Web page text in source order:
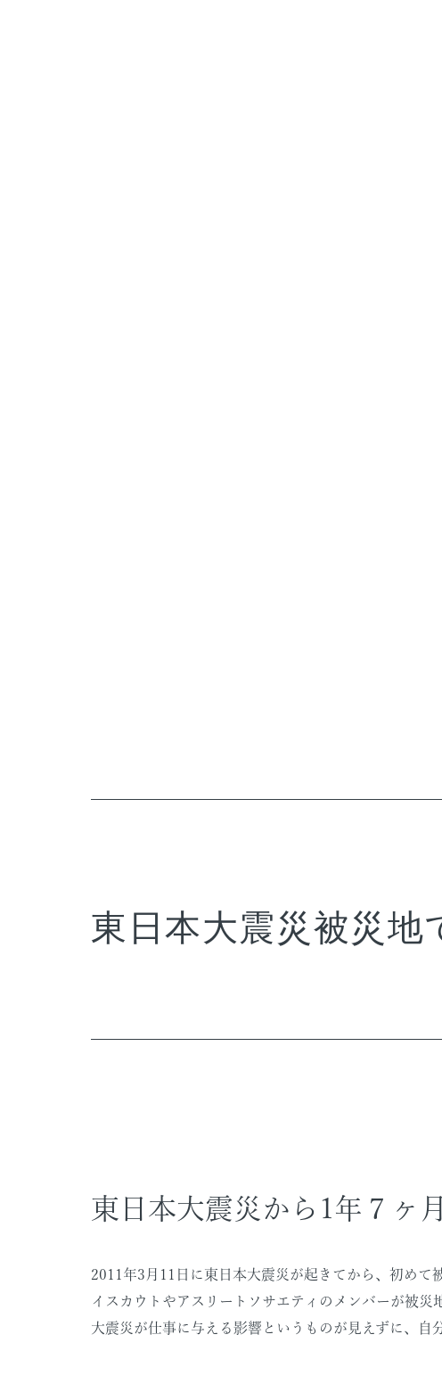
東日本大震災被災地
東日本大震災から1年７ヶ月
2011年3月11日に東日本大震災が起きてから、初めて
イスカウトやアスリートソサエティのメンバーが被
大震災が仕事に与える影響というものが見えずに、自